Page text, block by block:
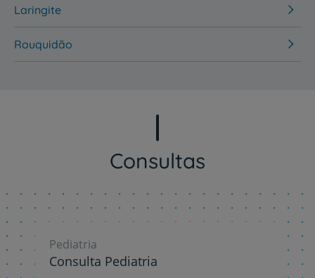
Laringite
Rouquidão
Consultas
Pediatria
Consulta Pediatria